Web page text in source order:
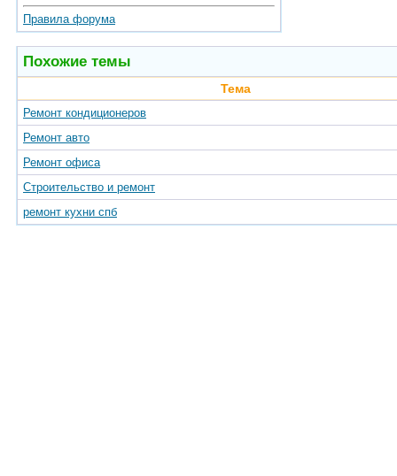
Правила форума
Похожие темы
Тема
Ремонт кондиционеров
Ремонт авто
Ремонт офиса
Строительство и ремонт
ремонт кухни спб